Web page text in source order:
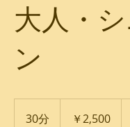
大人・
ン
30分 ￥2,500